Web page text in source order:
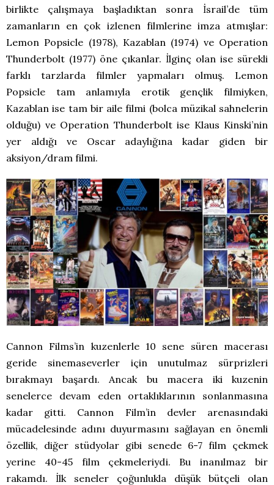
birlikte çalışmaya başladıktan sonra İsrail’de tüm
zamanların en çok izlenen filmlerine imza atmışlar:
Lemon Popsicle (1978), Kazablan (1974) ve Operation
Thunderbolt (1977) öne çıkanlar. İlginç olan ise sürekli
farklı tarzlarda filmler yapmaları olmuş. Lemon
Popsicle tam anlamıyla erotik gençlik filmiyken,
Kazablan ise tam bir aile filmi (bolca müzikal sahnelerin
olduğu) ve Operation Thunderbolt ise Klaus Kinski’nin
yer aldığı ve Oscar adaylığına kadar giden bir
aksiyon/dram filmi.
Cannon Films’in kuzenlerle 10 sene süren macerası
geride sinemaseverler için unutulmaz sürprizleri
bırakmayı başardı. Ancak bu macera iki kuzenin
senelerce devam eden ortaklıklarının sonlanmasına
kadar gitti. Cannon Film’in devler arenasındaki
mücadelesinde adını duyurmasını sağlayan en önemli
özellik, diğer stüdyolar gibi senede 6-7 film çekmek
yerine 40-45 film çekmeleriydi. Bu inanılmaz bir
rakamdı. İlk seneler çoğunlukla düşük bütçeli olan